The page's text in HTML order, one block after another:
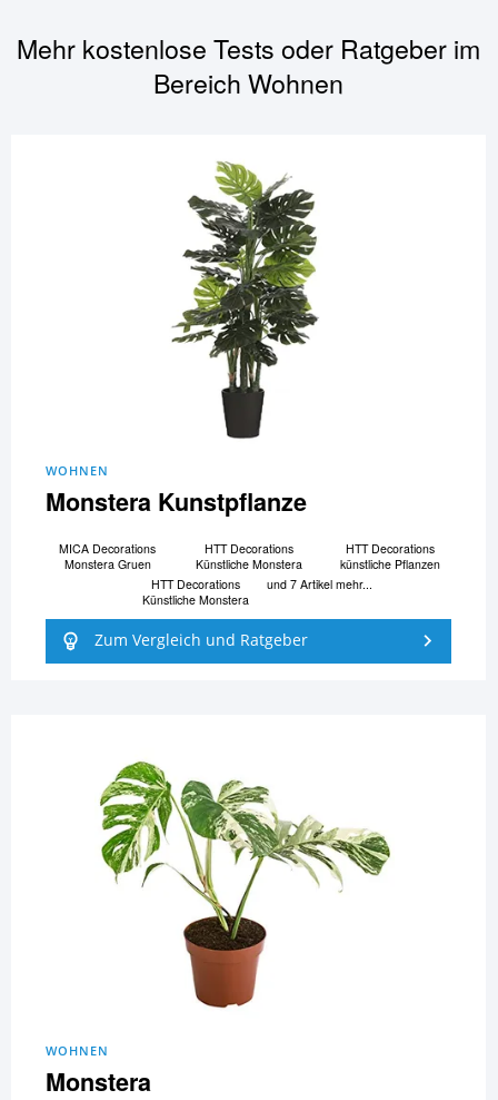
Mehr kostenlose Tests oder Ratgeber im
BereichWohnen
WOHNEN
Monstera Kunstpflanze
MICA Decorations
Monstera Gruen
HTT Decorations
Künstliche Monstera
HTT Decorations
künstliche Pflanzen
HTT Decorations
Künstliche Monstera
und 7 Artikel mehr...
Zum Vergleich und Ratgeber
WOHNEN
Monstera